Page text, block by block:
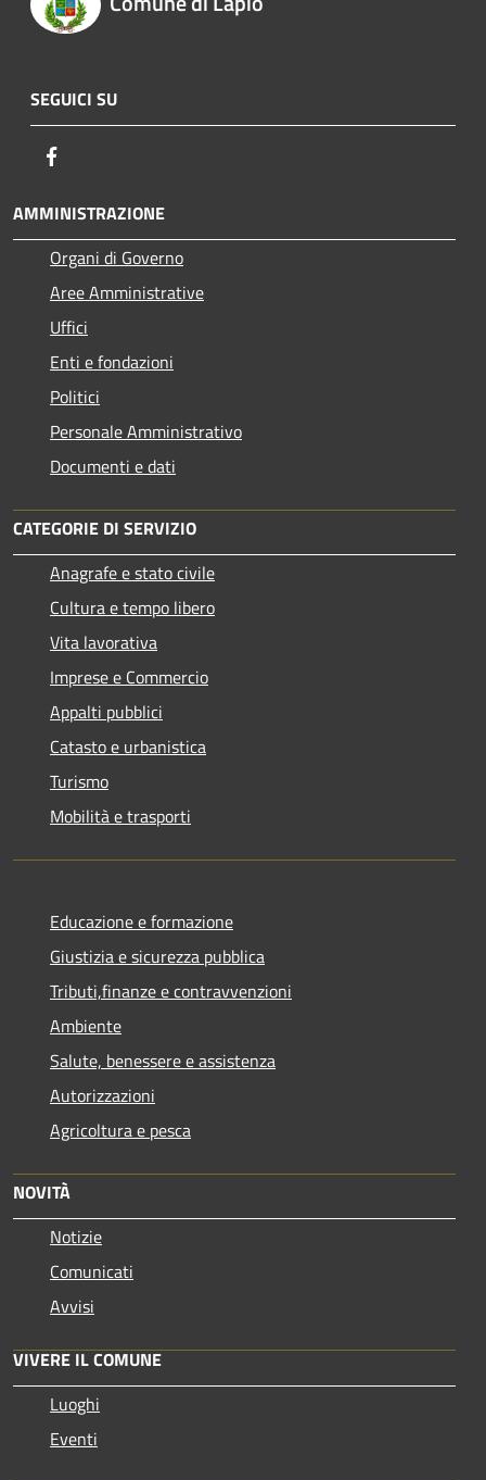
SEGUICI SU
AMMINISTRAZIONE
Organi di Governo
Aree Amministrative
Uffici
Enti e fondazioni
Politici
Personale Amministrativo
Documenti e dati
CATEGORIE DI SERVIZIO
Anagrafe e stato civile
Cultura e tempo libero
Vita lavorativa
Imprese e Commercio
Appalti pubblici
Catasto e urbanistica
Turismo
Mobilità e trasporti
Educazione e formazione
Giustizia e sicurezza pubblica
Tributi,finanze e contravvenzioni
Ambiente
Salute, benessere e assistenza
Autorizzazioni
Agricoltura e pesca
NOVITÀ
Notizie
Comunicati
Avvisi
VIVERE IL COMUNE
Luoghi
Eventi